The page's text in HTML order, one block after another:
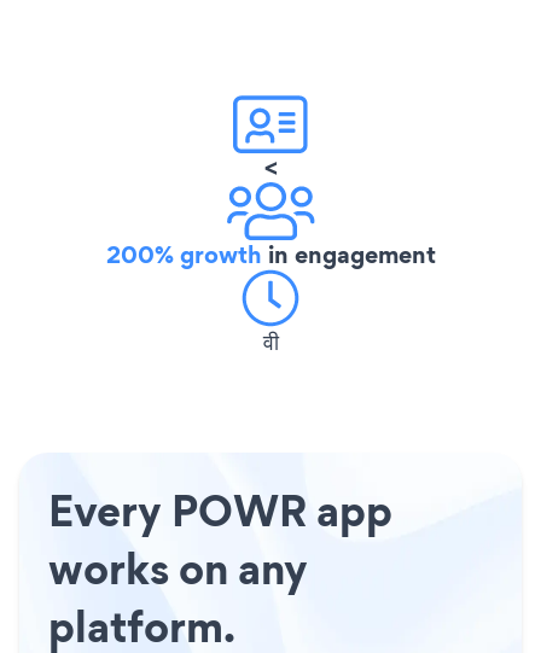
<
200% growth in engagement
वी
Every POWR app
works on any
platform.